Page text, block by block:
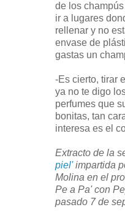
de los
ir a lugares
rellenar y no
envase de
gastas un
-Es cierto, tirar
ya no te digo
perfumes que
bonitas, tan
interesa es el
Extracto de la
piel'impartida
Molina en el
Pe a Pa' con
pasado 7 de